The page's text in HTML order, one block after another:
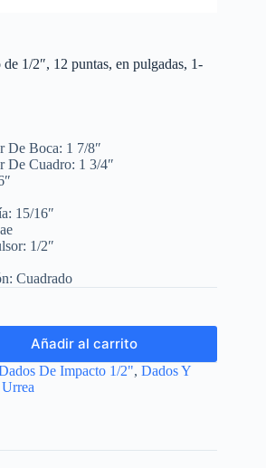
1/2″, 12 puntas, en pulgadas, 1-
De Boca: 1 7/8″
De Cuadro: 1 3/4″
15/16″
1/2″
Cuadrado
Añadir al carrito
De Impacto 1/2", Dados Y
Urrea